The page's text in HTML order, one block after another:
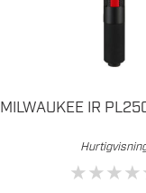
MILWAUKEE IR
★★★★